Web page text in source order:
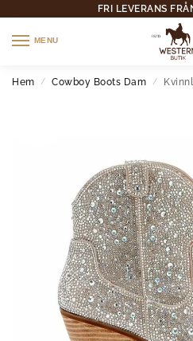
FRI LEVERANS
MENU
Hem / Cowboy Boots Dam / Kvinnliga